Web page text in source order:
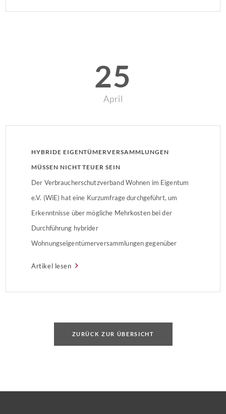
25
April
HYBRIDE EIGENTÜMERVERSAMMLUNGEN
MÜSSEN NICHT TEUER SEIN
Der Verbraucherschutzverband Wohnen im Eigentum
e.V. (WiE) hat eine Kurzumfrage durchgeführt, um
Erkenntnisse über mögliche Mehrkosten bei der
Durchführung hybrider
Wohnungseigentümerversammlungen gegenüber
Artikel lesen
ZURÜCK ZUR ÜBERSICHT